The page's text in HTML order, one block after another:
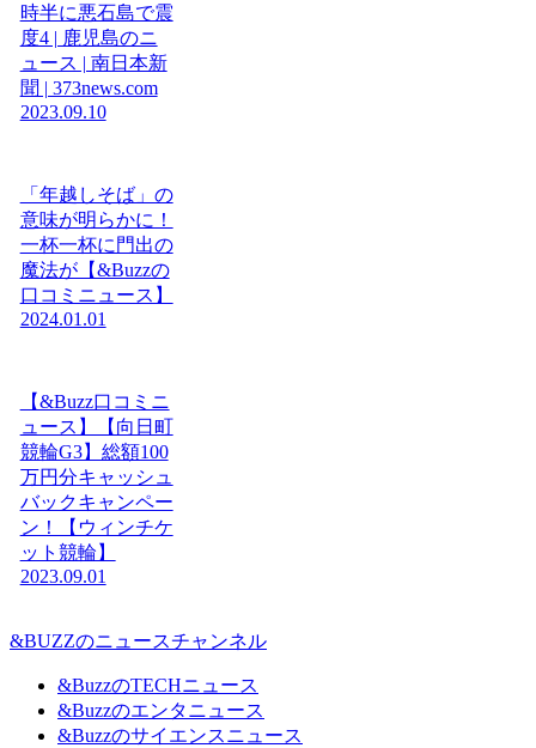
時半に悪石島で震
度4 | 鹿児島のニ
ュース | 南日本新
聞 | 373news.com
2023.09.10
「年越しそば」の
意味が明らかに！
一杯一杯に門出の
魔法が【&Buzzの
口コミニュース】
2024.01.01
【&Buzz口コミニ
ュース】【向日町
競輪G3】総額100
万円分キャッシュ
バックキャンペー
ン！【ウィンチケ
ット競輪】
2023.09.01
&BUZZのニュースチャンネル
&BuzzのTECHニュース
&Buzzのエンタニュース
&Buzzのサイエンスニュース